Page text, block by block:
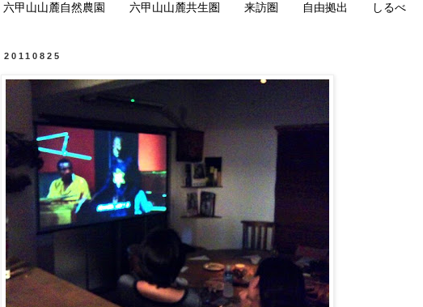
六甲山山麓自然農園 六甲山山麓共生圏 来訪圏 自由拠出 しるべ
20110825